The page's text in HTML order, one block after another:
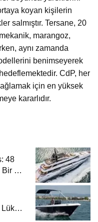
koyan kişilerin
salmıştır. Tersane, 20
marangoz,
aynı zamanda
benimseyerek
CdP, her
için en yüksek
kararlıdır.
48
Yat
Lüks